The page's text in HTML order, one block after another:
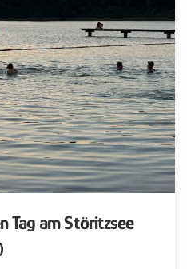
Tag am Störitzsee